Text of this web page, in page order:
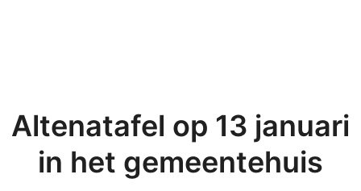
Altenatafel op 13 januari
in het gemeentehuis